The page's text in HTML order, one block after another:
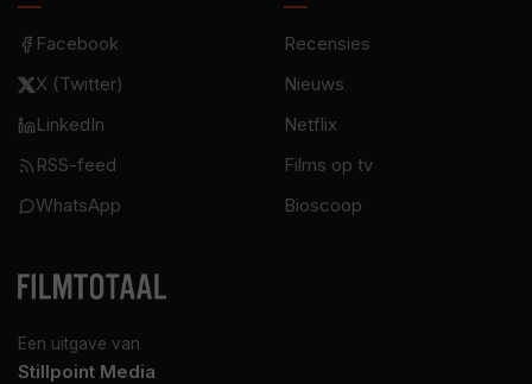
Een uitgave van
Stillpoint Media
Facebook
X (Twitter)
LinkedIn
RSS-feed
WhatsApp
Recensies
Nieuws
Netflix
Films op tv
Bioscoop